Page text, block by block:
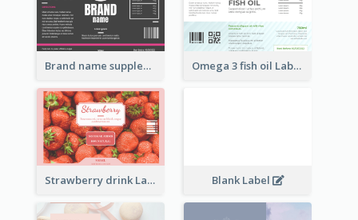
Brand name supplement Label Omega 3 fish oil Label
Strawberry drink Label Blank Label